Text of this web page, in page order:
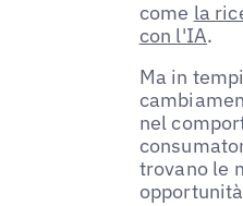
come la
con l'IA.
Ma in
nel
trovano le